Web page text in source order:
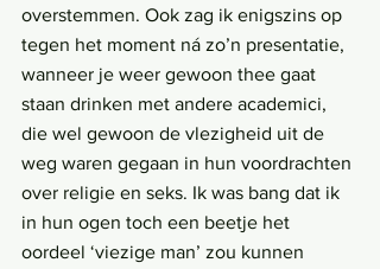
overstemmen. Ook zag ik enigszins op
tegen het moment ná zo’n presentatie,
wanneer je weer gewoon thee gaat
staan drinken met andere academici,
die wel gewoon de vlezigheid uit de
weg waren gegaan in hun voordrachten
over religie en seks. Ik was bang dat ik
in hun ogen toch een beetje het
oordeel ‘viezige man’ zou kunnen